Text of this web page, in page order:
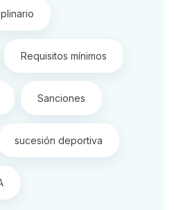
Requisitos mínimos
Sanciones
sucesión deportiva